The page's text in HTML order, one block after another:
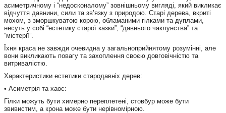
асиметричному і “недосконалому” зовнішньому вигляді, який викликає
відчуття давнини, сили та зв’язку з природою. Старі дерева, вкриті
мохом, з зморшкуватою корою, обламаними гілками та дуплами,
несуть у собі “естетику старої казки”, “давнього чаклунства” та
“містерії”.
Їхня краса не завжди очевидна у загальноприйнятому розумінні, але
вони викликають повагу та захоплення своєю довговічністю та
витривалістю.
Характеристики естетики стародавніх дерев:
• Асиметрія та хаос:
Гілки можуть бути химерно переплетені, стовбур може бути
звивистим, а крона може бути нерівномірною.